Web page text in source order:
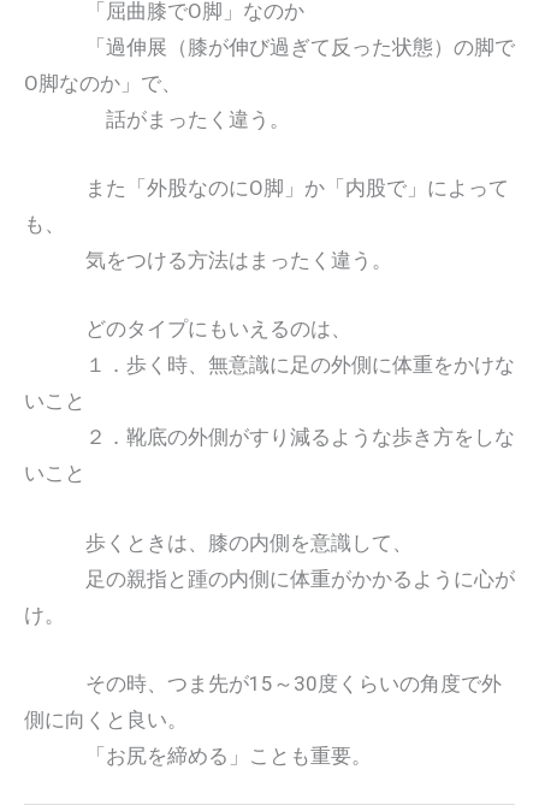
「屈曲膝でO脚」なのか
「過伸展（膝が伸び過ぎて反った状態）の脚で
O脚なのか」で、
話がまったく違う。
また「外股なのにO脚」か「内股で」によって
も、
気をつける方法はまったく違う。
どのタイプにもいえるのは、
１．歩く時、無意識に足の外側に体重をかけな
いこと
２．靴底の外側がすり減るような歩き方をしな
いこと
歩くときは、膝の内側を意識して、
足の親指と踵の内側に体重がかかるように心が
け。
その時、つま先が15～30度くらいの角度で外
側に向くと良い。
「お尻を締める」ことも重要。